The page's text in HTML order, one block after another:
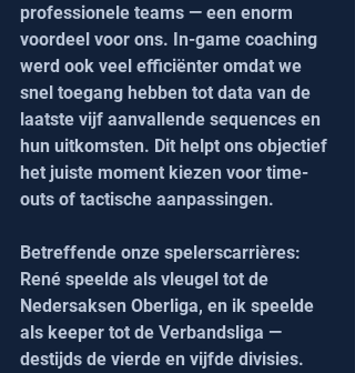
professionele teams — een enorm
voordeel voor ons. In-game coaching
werd ook veel efficiënter omdat we
snel toegang hebben tot data van de
laatste vijf aanvallende sequences en
hun uitkomsten. Dit helpt ons objectief
het juiste moment kiezen voor time-
outs of tactische aanpassingen.
Betreffende onze spelerscarrières:
René speelde als vleugel tot de
Nedersaksen Oberliga, en ik speelde
als keeper tot de Verbandsliga —
destijds de vierde en vijfde divisies.